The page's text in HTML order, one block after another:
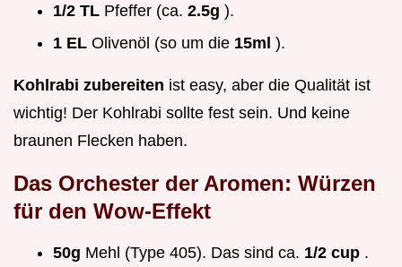
1/2 TL Pfeffer (ca. 2.5g ).
1 EL Olivenöl (so um die 15ml ).
Kohlrabi zubereiten ist easy, aber die Qualität ist
wichtig! Der Kohlrabi sollte fest sein. Und keine
braunen Flecken haben.
Das Orchester der Aromen: Würzen
für den Wow-Effekt
50g Mehl (Type 405). Das sind ca. 1/2 cup .